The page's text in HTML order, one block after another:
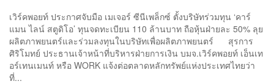
เวิร์คพอยท์ ประกาศจับมือ เมเจอร์ ซีนีเพล็กซ์ ตั้งบริษัทร่วมทุน ‘คาร์
แมน ไลน์ สตูดิโอ’ ทุนจดทะเบียน 110 ล้านบาท ถือหุ้นฝ่ายละ 50% ลุย
ผลิตภาพยนตร์และร่วมลงทุนในบริษัทเพื่อผลิตภาพยนตร์ สุรการ
ศิริโมทย์ ประธานเจ้าหน้าที่บริหารฝ่ายการเงิน บมจ.เวิร์คพอยท์ เอ็นเท
อร์เทนเมนท์ หรือ WORK แจ้งต่อตลาดหลักทรัพย์แห่งประเทศไทยว่า
ที่...